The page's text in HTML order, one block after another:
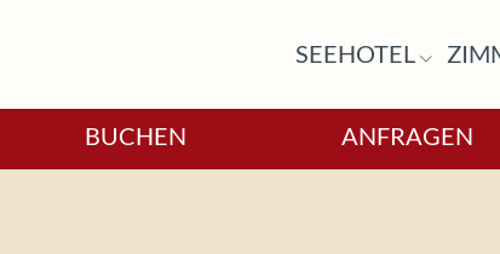
SEEHOTEL
BUCHEN ANFRAGEN